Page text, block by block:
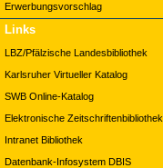
Erwerbungsvorschlag
Links
LBZ/Pfälzische Landesbibliothek
Karlsruher Virtueller Katalog
SWB Online-Katalog
Elektronische Zeitschriftenbibliothek
Intranet Bibliothek
Datenbank-Infosystem DBIS